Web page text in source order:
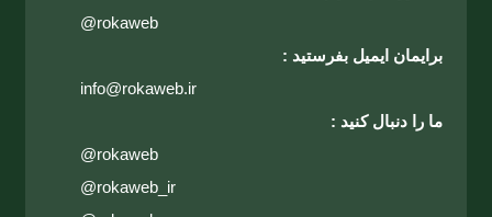
@rokaweb
برایمان ایمیل بفرستید :
info@rokaweb.ir
ما را دنبال کنید :
@rokaweb
@rokaweb_ir